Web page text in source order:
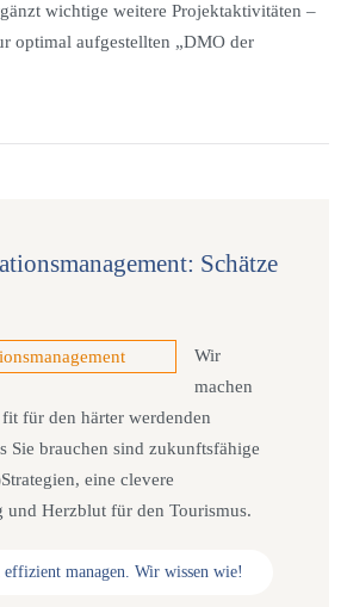
wichtige weitere Projektaktivitäten –
optimal aufgestellten „DMO der
Schätze
Wir
machen
für den härter werdenden
Sie brauchen sind zukunftsfähige
eine clevere
und Herzblut für den Tourismus.
effizient managen. Wir wissen wie!